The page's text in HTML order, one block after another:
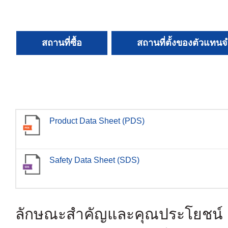
สถานที่ซื้อ สถานที่ตั้งของตัวแทน
Product Data Sheet (PDS)
Safety Data Sheet (SDS)
ลักษณะสำคัญและคุณประโยชน์